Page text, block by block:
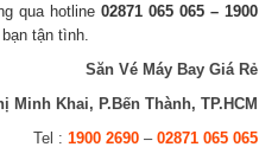
qua hotline 02871 065 065 – 1900
tận tình.
Săn Vé Máy Bay Giá Rẻ
Minh Khai, P.Bến Thành, TP.HCM
Tel : 1900 2690– 02871 065 065